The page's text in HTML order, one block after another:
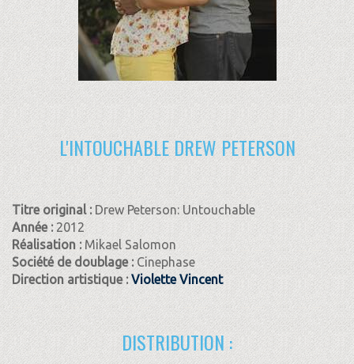
L'INTOUCHABLE DREW PETERSON
Titre original : Drew Peterson: Untouchable
Année : 2012
Réalisation :Mikael Salomon
Société de doublage :Cinephase
Direction artistique : Violette Vincent
DISTRIBUTION :